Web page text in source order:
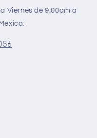
Viernes de 9:00am a